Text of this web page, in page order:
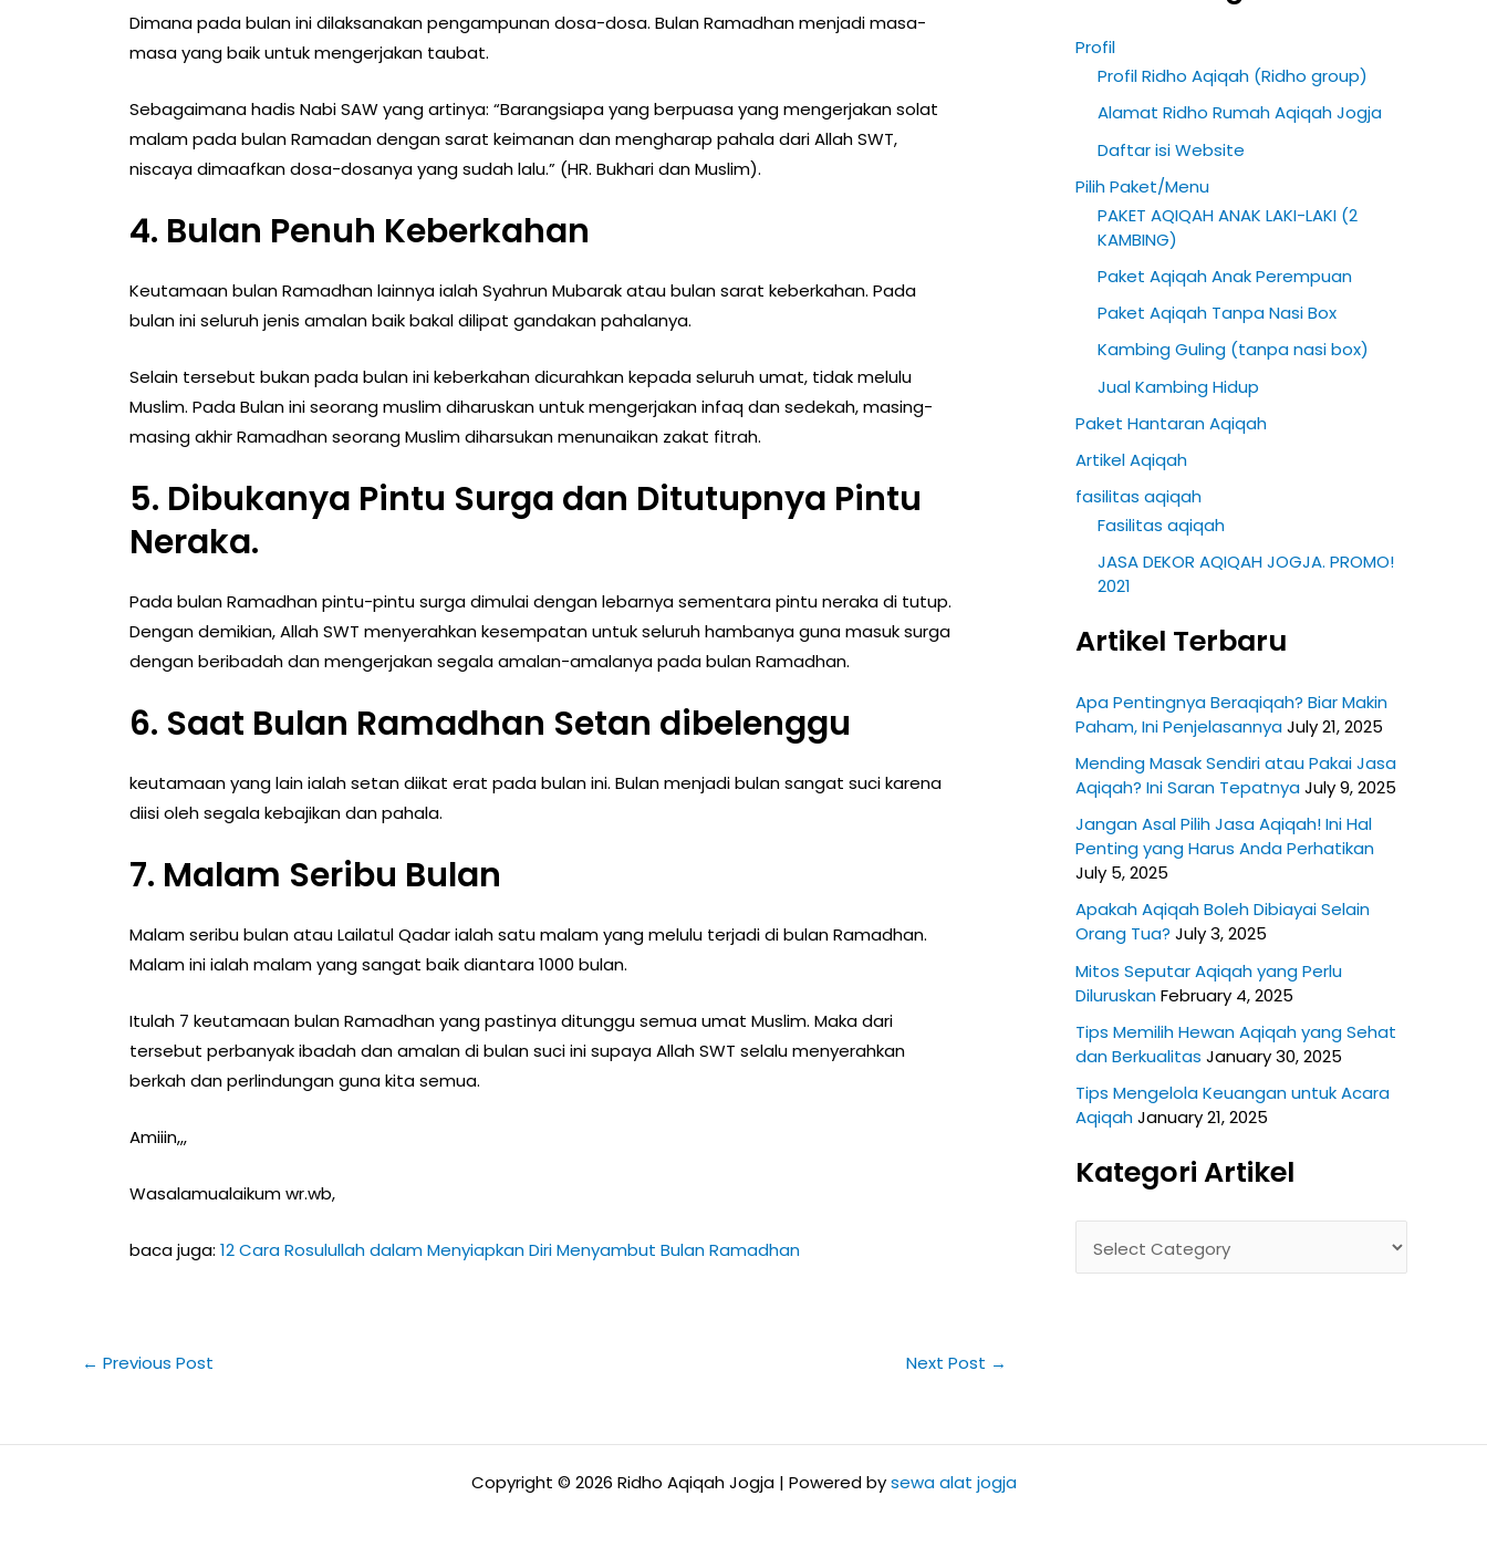
Dimana pada bulan ini dilaksanakan pengampunan dosa-dosa. Bulan Ramadhan menjadi masa-
masa yang baik untuk mengerjakan taubat.
Sebagaimana hadis Nabi SAW yang artinya: “Barangsiapa yang berpuasa yang mengerjakan solat
malam pada bulan Ramadan dengan sarat keimanan dan mengharap pahala dari Allah SWT,
niscaya dimaafkan dosa-dosanya yang sudah lalu.” (HR. Bukhari dan Muslim).
4. Bulan Penuh Keberkahan
Keutamaan bulan Ramadhan lainnya ialah Syahrun Mubarak atau bulan sarat keberkahan. Pada
bulan ini seluruh jenis amalan baik bakal dilipat gandakan pahalanya.
Selain tersebut bukan pada bulan ini keberkahan dicurahkan kepada seluruh umat, tidak melulu
Muslim. Pada Bulan ini seorang muslim diharuskan untuk mengerjakan infaq dan sedekah, masing-
masing akhir Ramadhan seorang Muslim diharsukan menunaikan zakat fitrah.
5. Dibukanya Pintu Surga dan Ditutupnya Pintu
Neraka.
Pada bulan Ramadhan pintu-pintu surga dimulai dengan lebarnya sementara pintu neraka di tutup.
Dengan demikian, Allah SWT menyerahkan kesempatan untuk seluruh hambanya guna masuk surga
dengan beribadah dan mengerjakan segala amalan-amalanya pada bulan Ramadhan.
6. Saat Bulan Ramadhan Setan dibelenggu
keutamaan yang lain ialah setan diikat erat pada bulan ini. Bulan menjadi bulan sangat suci karena
diisi oleh segala kebajikan dan pahala.
7. Malam Seribu Bulan
Malam seribu bulan atau Lailatul Qadar ialah satu malam yang melulu terjadi di bulan Ramadhan.
Malam ini ialah malam yang sangat baik diantara 1000 bulan.
Itulah 7 keutamaan bulan Ramadhan yang pastinya ditunggu semua umat Muslim. Maka dari
tersebut perbanyak ibadah dan amalan di bulan suci ini supaya Allah SWT selalu menyerahkan
berkah dan perlindungan guna kita semua.
Amiiin,,,
Wasalamualaikum wr.wb,
baca juga: 12 Cara Rosulullah dalam Menyiapkan Diri Menyambut Bulan Ramadhan
← Previous Post Next Post →
c
r
Profil
Profil Ridho Aqiqah (Ridho group)
Alamat Ridho Rumah Aqiqah Jogja
Daftar isi Website
Pilih Paket/Menu
PAKET AQIQAH ANAK LAKI-LAKI (2
KAMBING)
Paket Aqiqah Anak Perempuan
Paket Aqiqah Tanpa Nasi Box
Kambing Guling (tanpa nasi box)
Jual Kambing Hidup
Paket Hantaran Aqiqah
Artikel Aqiqah
fasilitas aqiqah
Fasilitas aqiqah
JASA DEKOR AQIQAH JOGJA. PROMO!
2021
Artikel Terbaru
Apa Pentingnya Beraqiqah? Biar Makin
Paham, Ini PenjelasannyaJuly 21, 2025
Mending Masak Sendiri atau Pakai Jasa
Aqiqah? Ini Saran TepatnyaJuly 9, 2025
Jangan Asal Pilih Jasa Aqiqah! Ini Hal
Penting yang Harus Anda Perhatikan
July 5, 2025
Apakah Aqiqah Boleh Dibiayai Selain
Orang Tua? July 3, 2025
Mitos Seputar Aqiqah yang Perlu
DiluruskanFebruary 4, 2025
Tips Memilih Hewan Aqiqah yang Sehat
dan Berkualitas January 30, 2025
Tips Mengelola Keuangan untuk Acara
AqiqahJanuary 21, 2025
Kategori Artikel
Copyright © 2026 Ridho Aqiqah Jogja | Powered bysewa alat jogja